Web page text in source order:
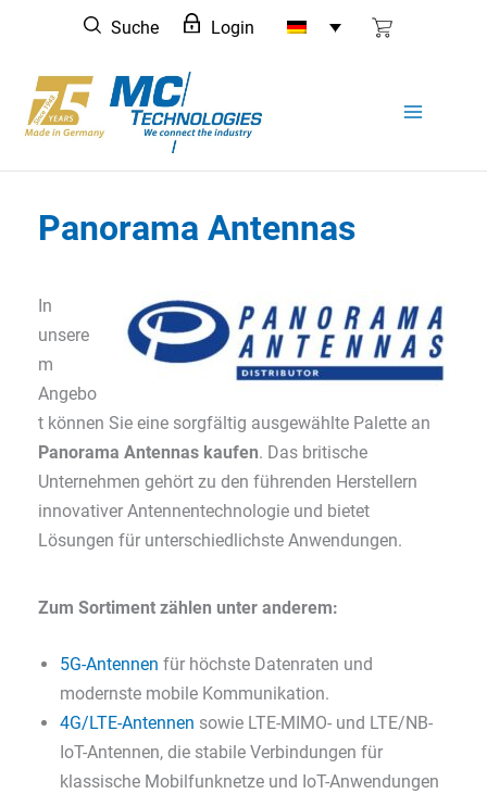
springen
Suche Login
Panorama Antennas
In
unsere
m
Angebo
t können Sie eine sorgfältig ausgewählte Palette an
Panorama Antennas kaufen. Das britische
Unternehmen gehört zu den führenden Herstellern
innovativer Antennentechnologie und bietet
Lösungen für unterschiedlichste Anwendungen.
Zum Sortiment zählen unter anderem:
5G-Antennen für höchste Datenraten und
modernste mobile Kommunikation.
4G/LTE-Antennen sowie LTE-MIMO- und LTE/NB-
IoT-Antennen, die stabile Verbindungen für
klassische Mobilfunknetze und IoT-Anwendungen